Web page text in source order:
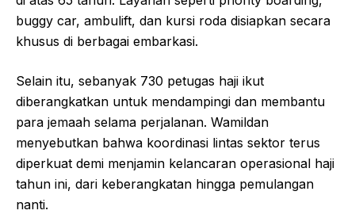
buggy car, ambulift, dan kursi roda disiapkan secara
khusus di berbagai embarkasi.
Selain itu, sebanyak 730 petugas haji ikut
diberangkatkan untuk mendampingi dan membantu
para jemaah selama perjalanan. Wamildan
menyebutkan bahwa koordinasi lintas sektor terus
diperkuat demi menjamin kelancaran operasional haji
tahun ini, dari keberangkatan hingga pemulangan
nanti.